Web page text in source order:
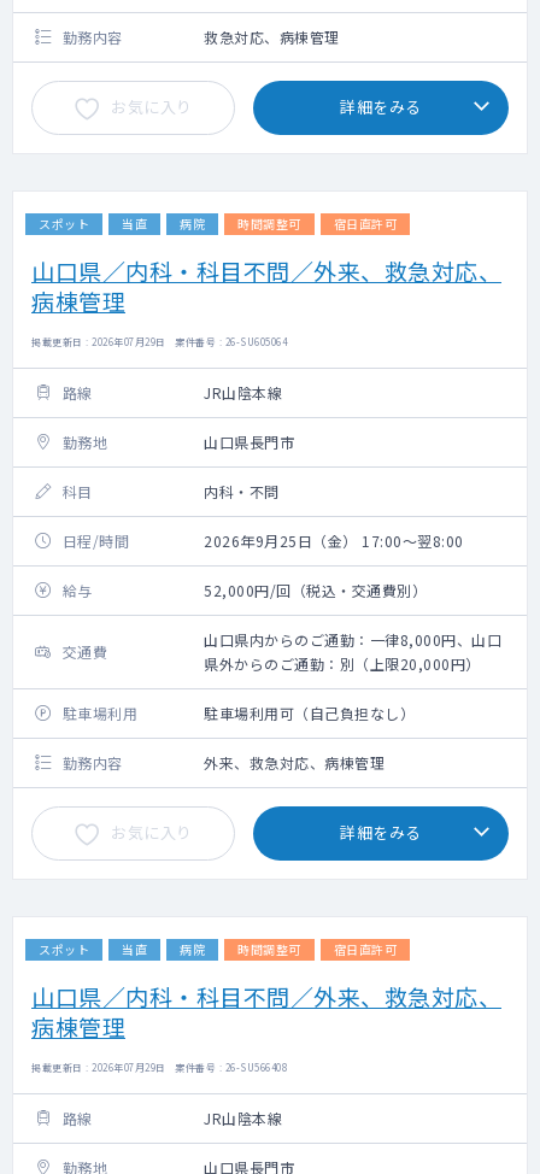
提出が難しい場合、給与振込日までにデータ
を依頼元にご提出ください。）
勤務内容 救急対応、病棟管理
お気に入り 詳細をみる
スポット 当直 病院 時間調整可 宿日直許可
山口県／内科・科目不問／外来、救急対応、
病棟管理
掲載更新日 : 2026年07月29日 案件番号 : 26-SU605064
路線 JR山陰本線
勤務地 山口県長門市
科目 内科・不問
日程/時間 2026年9月25日（金） 17:00～翌8:00
給与 52,000円/回（税込・交通費別）
交通費
山口県内からのご通勤：一律8,000円、山口
県外からのご通勤：別（上限20,000円）
駐車場利用 駐車場利用可（自己負担なし）
勤務内容 外来、救急対応、病棟管理
お気に入り 詳細をみる
スポット 当直 病院 時間調整可 宿日直許可
山口県／内科・科目不問／外来、救急対応、
病棟管理
掲載更新日 : 2026年07月29日 案件番号 : 26-SU566408
路線 JR山陰本線
勤務地 山口県長門市